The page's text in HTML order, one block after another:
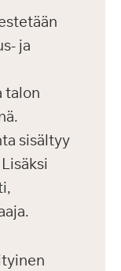
ja
talon
sisältyy